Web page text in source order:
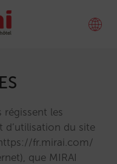
régissent les
d’utilisation du site
fr.mirai.com/
que MIRAI